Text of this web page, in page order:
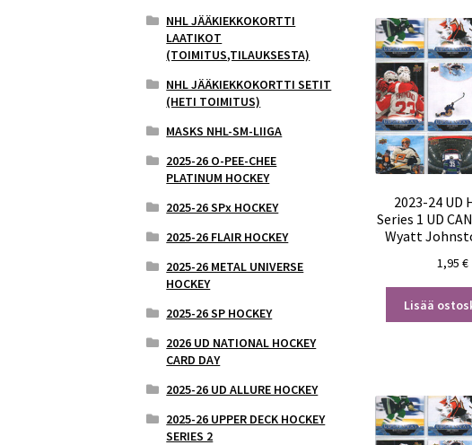
2023-24 UD
Series 1 UD
Wyatt
1,95 €
Lisää
NHL JÄÄKIEKKOKORTTI
LAATIKOT
(TOIMITUS,TILAUKSESTA)
NHL JÄÄKIEKKOKORTTI SETIT
(HETI TOIMITUS)
MASKS NHL-SM-LIIGA
2025-26 O-PEE-CHEE
PLATINUM HOCKEY
2025-26 SPx HOCKEY
2025-26 FLAIR HOCKEY
2025-26 METAL UNIVERSE
HOCKEY
2025-26 SP HOCKEY
2026 UD NATIONAL HOCKEY
CARD DAY
2025-26 UD ALLURE HOCKEY
2025-26 UPPER DECK HOCKEY
SERIES 2